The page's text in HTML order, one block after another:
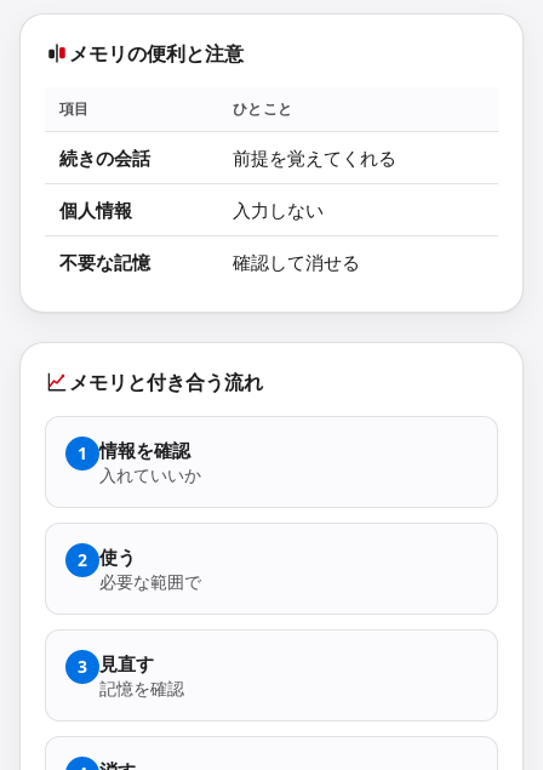
メモリの便利と注意
項目 ひとこと
続きの会話 前提を覚えてくれる
個人情報 入力しない
不要な記憶 確認して消せる
メモリと付き合う流れ
1 情報を確認
入れていいか
2 使う
必要な範囲で
3 見直す
記憶を確認